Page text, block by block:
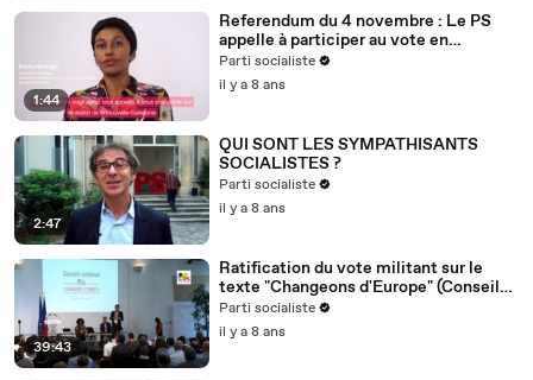
1:44
Referendum du 4 novembre : Le PS
appelle à participer au vote en
Nouvelle-Calédonie
Parti socialiste
il y a 8 ans
2:47
QUI SONT LES SYMPATHISANTS
SOCIALISTES ?
Parti socialiste
il y a 8 ans
39:43
Ratification du vote militant sur le
texte "Changeons d'Europe" (Conseil
national du 13/10/2018)
Parti socialiste
il y a 8 ans